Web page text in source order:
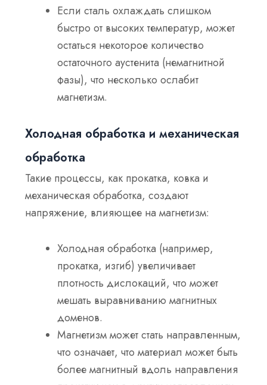
Если сталь охлаждать слишком
быстро от высоких температур, может
остаться некоторое количество
остаточного аустенита (немагнитной
фазы), что несколько ослабит
магнетизм.
Холодная обработка и механическая
обработка
Такие процессы, как прокатка, ковка и
механическая обработка, создают
напряжение, влияющее на магнетизм:
Холодная обработка (например,
прокатка, изгиб) увеличивает
плотность дислокаций, что может
мешать выравниванию магнитных
доменов.
Магнетизм может стать направленным,
что означает, что материал может быть
более магнитный вдоль направления